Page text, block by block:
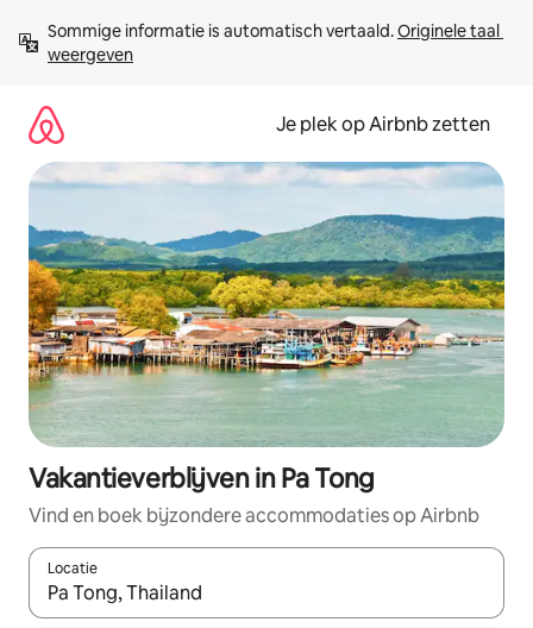
direct
naar
Sommige informatie is automatisch vertaald. Originele taal
weergeven
Je plek op Airbnb zetten
Vakantieverblijven in Pa Tong
Vind en boek bijzondere accommodaties op Airbnb
Locatie
Wanneer er resultaten beschikbaar zijn, maak je een keuze